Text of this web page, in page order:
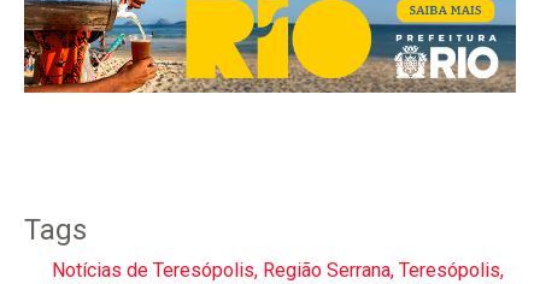
Tags
Notícias de Teresópolis, Região Serrana, Teresópolis,